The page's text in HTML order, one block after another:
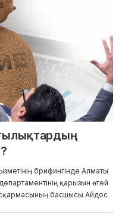
брифингінде Алматы
қарызын өтей
басшысы Айдос